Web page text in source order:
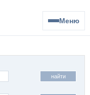
Меню
найти